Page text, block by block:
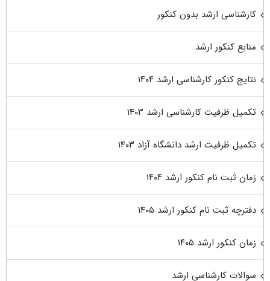
کارشناسی ارشد بدون کنکور
منابع کنکور ارشد
نتایج کنکور کارشناسی ارشد ۱۴۰۴
تکمیل ظرفیت کارشناسی ارشد ۱۴۰۳
تکمیل ظرفیت ارشد دانشگاه آزاد ۱۴۰۳
زمان ثبت نام کنکور ارشد ۱۴۰۴
دفترچه ثبت نام کنکور ارشد ۱۴۰۵
زمان کنکور ارشد ۱۴۰۵
سوالات کارشناسی ارشد